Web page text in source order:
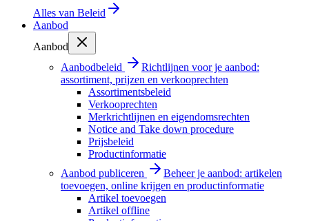
Alles van Beleid
Aanbod
Aanbod
Aanbodbeleid
Richtlijnen voor je aanbod:
assortiment, prijzen en verkooprechten
Assortimentsbeleid
Verkooprechten
Merkrichtlijnen en eigendomsrechten
Notice and Take down procedure
Prijsbeleid
Productinformatie
Aanbod publiceren
Beheer je aanbod: artikelen
toevoegen, online krijgen en productinformatie
Artikel toevoegen
Artikel offline